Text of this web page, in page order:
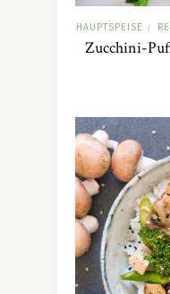
HAUPTSPEISE /
Zucchini-